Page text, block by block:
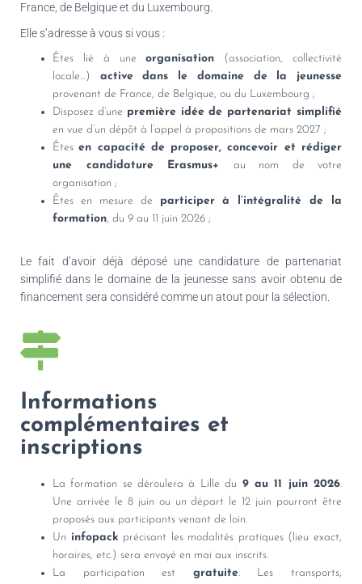
France, de Belgique et du Luxembourg.
Elle s’adresse à vous si vous :
Êtes lié à uneorganisation (association, collectivité
locale…)
active dans le domaine de la jeunesse
provenant de France, de Belgique, ou du Luxembourg ;
Disposez d’une première idée de partenariat simplifié
en vue d’un dépôt à l’appel à propositions de mars 2027 ;
Êtesen capacité de proposer, concevoir et rédiger
une candidature Erasmus+ au nom de votre
organisation ;
Êtes en mesure de participer à l’intégralité de la
formation, du 9 au 11 juin 2026 ;
Le fait d’avoir déjà déposé une candidature de partenariat
simplifié dans le domaine de la jeunesse sans avoir obtenu de
financement sera considéré comme un atout pour la sélection.
Informations
complémentaires et
inscriptions
La formation se déroulera à Lille du 9 au 11 juin 2026.
Une arrivée le 8 juin ou un départ le 12 juin pourront être
proposés aux participants venant de loin.
Un infopack précisant les modalités pratiques (lieu exact,
horaires, etc.) sera envoyé en mai aux inscrits.
La participation est gratuite. Les transports,